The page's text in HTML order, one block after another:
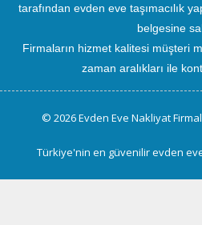
tarafından evden eve taşımacılık
belgesine
Firmaların hizmet kalitesi müşteri
zaman aralıkları ile
© 2026 Evden Eve Nakliyat
Türkiye'nin en güvenilir evden